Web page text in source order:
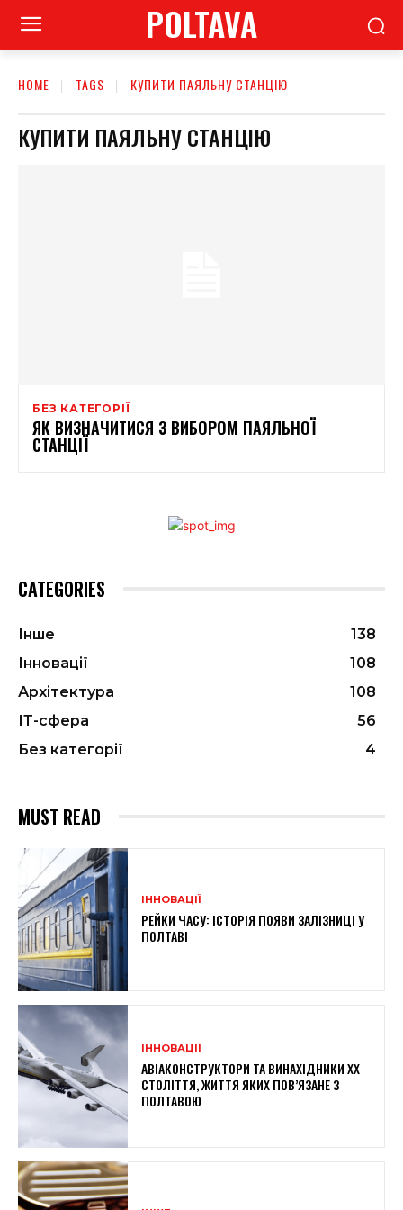
POLTAVA
HOME TAGS КУПИТИ ПАЯЛЬНУ СТАНЦІЮ
КУПИТИ ПАЯЛЬНУ СТАНЦІЮ
БЕЗ КАТЕГОРІЇ
ЯК ВИЗНАЧИТИСЯ З ВИБОРОМ ПАЯЛЬНОЇ
СТАНЦІЇ
CATEGORIES
Інше
138
Інновації
108
Архітектура
108
ІТ-сфера
56
Без категорії
4
MUST READ
ІННОВАЦІЇ
РЕЙКИ ЧАСУ: ІСТОРІЯ ПОЯВИ ЗАЛІЗНИЦІ У
ПОЛТАВІ
ІННОВАЦІЇ
АВІАКОНСТРУКТОРИ ТА ВИНАХІДНИКИ XX
СТОЛІТТЯ, ЖИТТЯ ЯКИХ ПОВ’ЯЗАНЕ З
ПОЛТАВОЮ